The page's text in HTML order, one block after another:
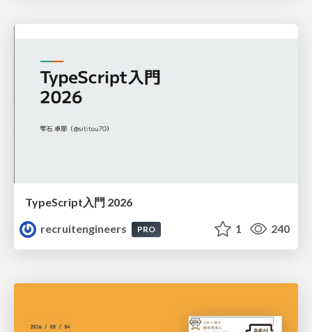
TypeScript入門 2026
recruitengineers
PRO 1 240